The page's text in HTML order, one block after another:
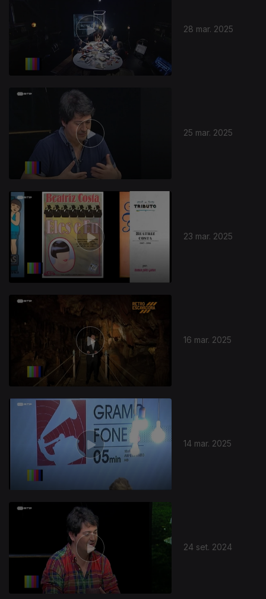
28 mar. 2025
25 mar. 2025
23 mar. 2025
16 mar. 2025
14 mar. 2025
24 set. 2024